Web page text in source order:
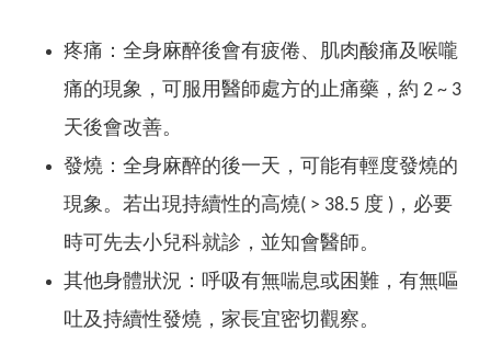
疼痛：全身麻醉後會有疲倦、肌肉酸痛及喉嚨
痛的現象，可服用醫師處方的止痛藥，約 2 ~ 3
天後會改善。
發燒：全身麻醉的後一天，可能有輕度發燒的
現象。若出現持續性的高燒( > 38.5 度 )，必要
時可先去小兒科就診，並知會醫師。
其他身體狀況：呼吸有無喘息或困難，有無嘔
吐及持續性發燒，家長宜密切觀察。